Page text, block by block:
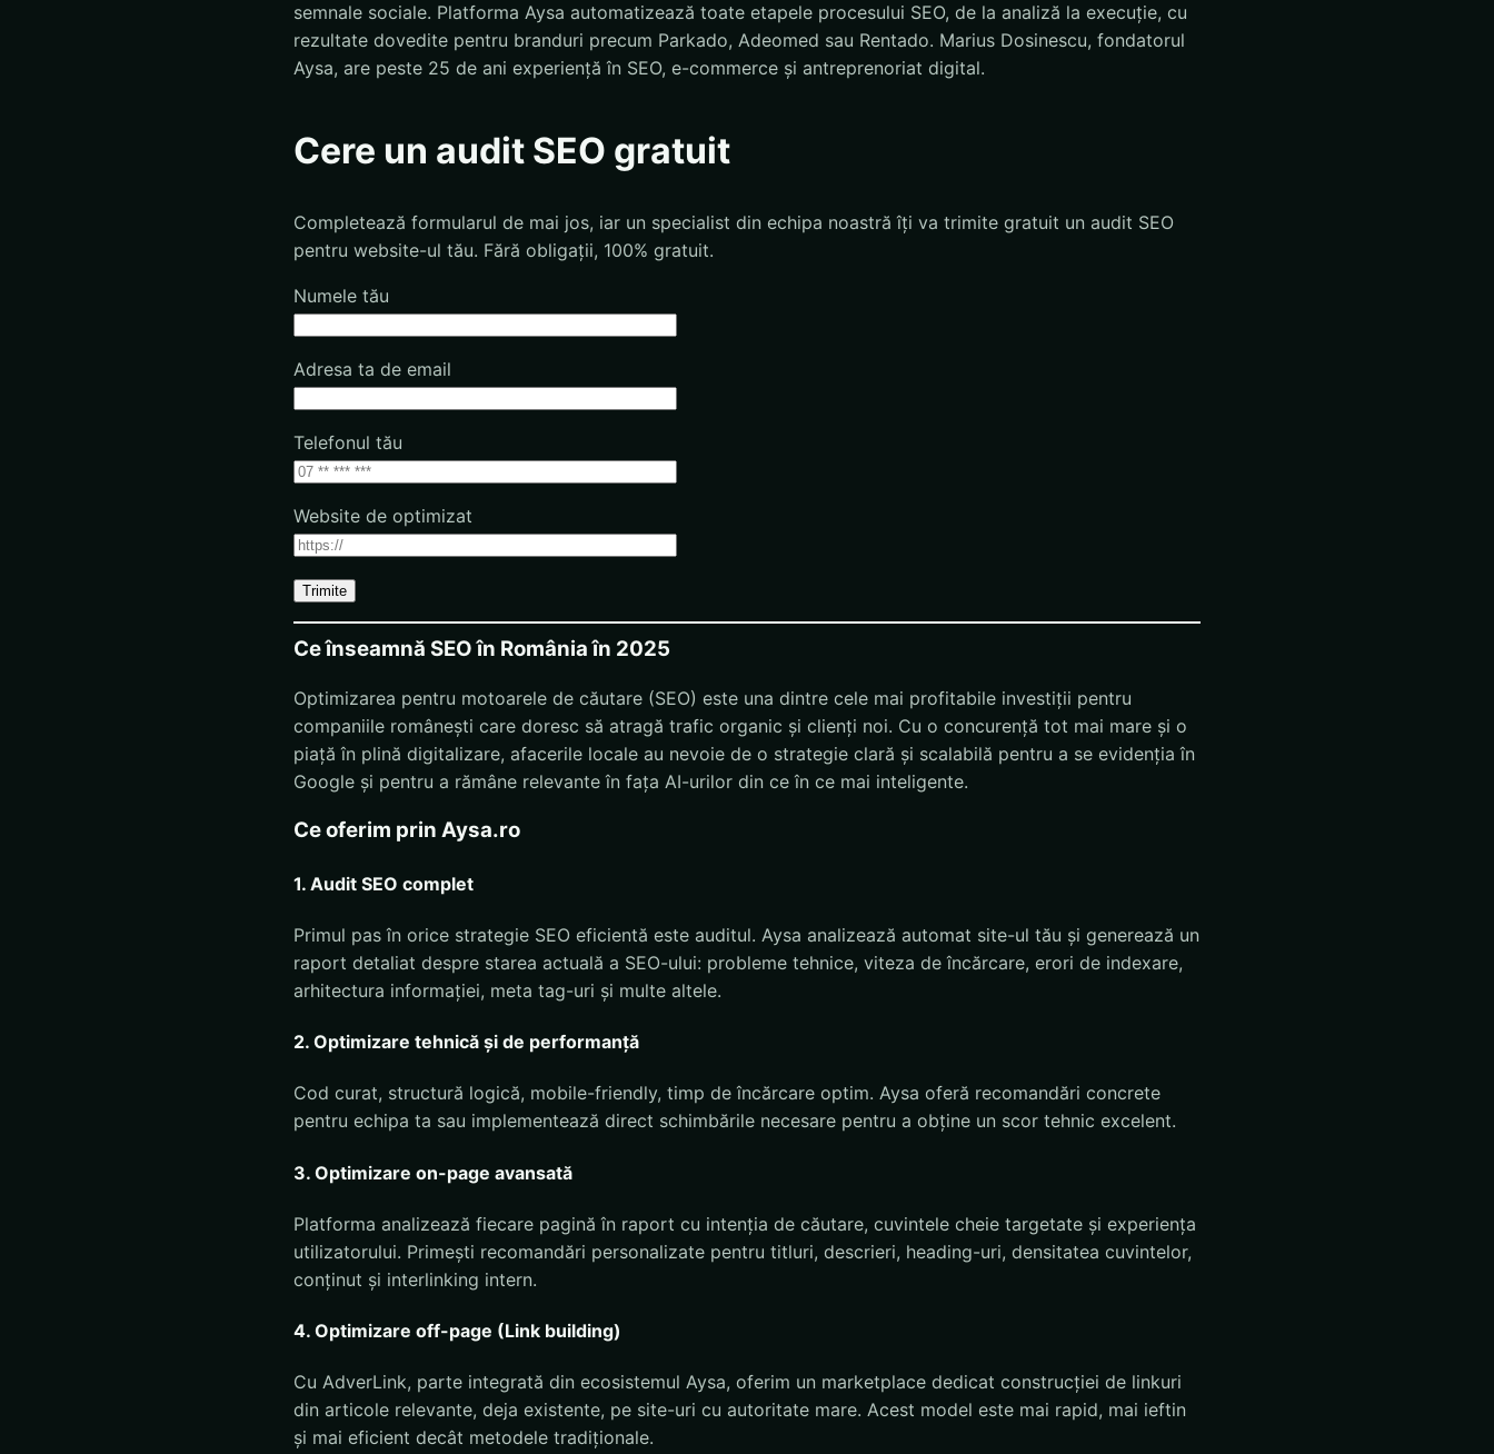
semnale sociale. Platforma Aysa automatizează toate etapele procesului SEO, de la analiză la execuție, cu
rezultate dovedite pentru branduri precum Parkado, Adeomed sau Rentado. Marius Dosinescu, fondatorul
Aysa, are peste 25 de ani experiență în SEO, e-commerce și antreprenoriat digital.
Cere un audit SEO gratuit
Completează formularul de mai jos, iar un specialist din echipa noastră îți va trimite gratuit un audit SEO
pentru website-ul tău. Fără obligații, 100% gratuit.
Numele tău
Adresa ta de email
Telefonul tău
Website de optimizat
Ce înseamnă SEO în România în 2025
Optimizarea pentru motoarele de căutare (SEO) este una dintre cele mai profitabile investiții pentru
companiile românești care doresc să atragă trafic organic și clienți noi. Cu o concurență tot mai mare și o
piață în plină digitalizare, afacerile locale au nevoie de o strategie clară și scalabilă pentru a se evidenția în
Google și pentru a rămâne relevante în fața AI-urilor din ce în ce mai inteligente.
Ce oferim prin Aysa.ro
1. Audit SEO complet
Primul pas în orice strategie SEO eficientă este auditul. Aysa analizează automat site-ul tău și generează un
raport detaliat despre starea actuală a SEO-ului: probleme tehnice, viteza de încărcare, erori de indexare,
arhitectura informației, meta tag-uri și multe altele.
2. Optimizare tehnică și de performanță
Cod curat, structură logică, mobile-friendly, timp de încărcare optim. Aysa oferă recomandări concrete
pentru echipa ta sau implementează direct schimbările necesare pentru a obține un scor tehnic excelent.
3. Optimizare on-page avansată
Platforma analizează fiecare pagină în raport cu intenția de căutare, cuvintele cheie targetate și experiența
utilizatorului. Primești recomandări personalizate pentru titluri, descrieri, heading-uri, densitatea cuvintelor,
conținut și interlinking intern.
4. Optimizare off-page (Link building)
Cu AdverLink, parte integrată din ecosistemul Aysa, oferim un marketplace dedicat construcției de linkuri
din articole relevante, deja existente, pe site-uri cu autoritate mare. Acest model este mai rapid, mai ieftin
și mai eficient decât metodele tradiționale.